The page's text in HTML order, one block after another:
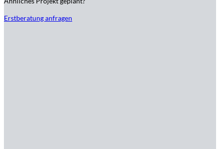
Erstberatung anfragen